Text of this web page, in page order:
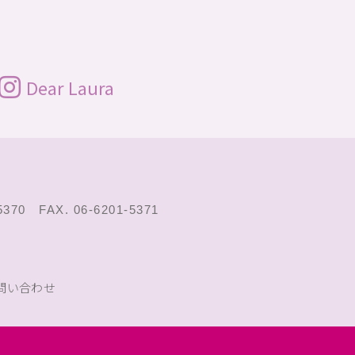
Dear Laura
FAX. 06-6201-5371
い合わせ